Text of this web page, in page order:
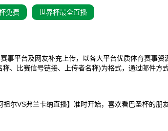
免费 世界杯最全直播
事平台及网友补充上传，以各大平台优质体育赛事
、比赛信号链接、上传者名称)为格式，通过邮件方
尔VS弗兰卡纳直播】准时开始，喜欢看巴圣杯的